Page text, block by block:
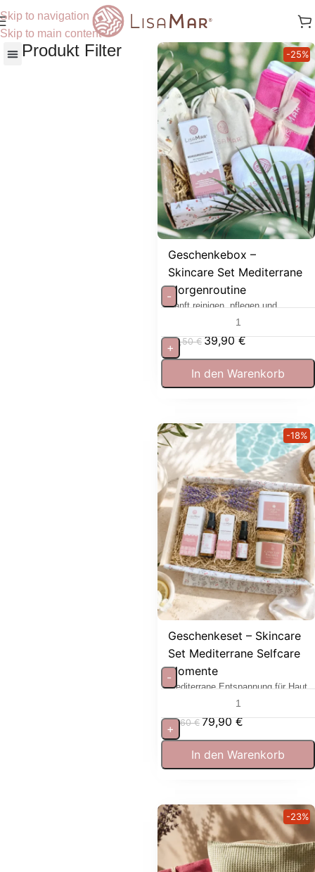
Skip to navigation
Skip to main content
Produkt Filter
Geschenkebox –
Skincare Set Mediterrane
Morgenroutine
Sanft reinigen, pflegen und
-25%
53,50€ 39,90€
-
+
In den Warenkorb
Geschenkeset – Skincare
Set Mediterrane Selfcare
Momente
Mediterrane Entspannung für Haut
-18%
97,60€ 79,90€
-
+
In den Warenkorb
-23%